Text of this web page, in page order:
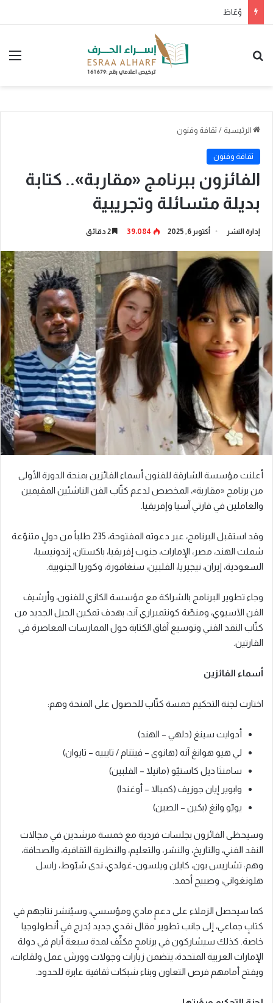
وُعّاظ
الرئيسية / ثقافة وفنون
ثقافة وفنون
الفائزون ببرنامج «مقاربة».. كتابة
بديلة متسائلة وتجريبية
إدارة النشر أكتوبر 6, 2025 39٬084
أعلنت مؤسسة الشارقة للفنون أسماء الفائزين بمنحة الدورة الأولى
من برنامج «مقاربة»، المخصص لدعم كتّاب الفن الناشئين المقيمين
والعاملين في قارتي آسيا وإفريقيا.
وقد استقبل البرنامج، عبر دعوته المفتوحة، 235 طلباً من دولٍ متنوّعة
شملت الهند، مصر، الإمارات، جنوب إفريقيا، باكستان، إندونيسيا،
السعودية، إيران، نيجيريا، الفلبين، سنغافورة، وكوريا الجنوبية.
وجاء تطوير البرنامج بالشراكة مع مؤسسة الكازي للفنون، وأرشيف
الفن الآسيوي، ومنصّة كونتمبراري آند، بهدف تمكين الجيل الجديد من
كتّاب النقد الفني وتوسيع آفاق الكتابة حول الممارسات المعاصرة في
القارتين.
أسماء الفائزين
اختارت لجنة التحكيم خمسة كتّاب للحصول على المنحة وهم:
أدوايت سينغ (دلهي – الهند)
لي هيو هوانغ آنه (هانوي – فيتنام / تايبيه – تايوان)
سامنثا ديل كاستيّو (مانيلا – الفلبين)
وابوير إيان جوزيف (كمبالا – أوغندا)
يويّو وانغ (بكين – الصين)
وسيحظى الفائزون بجلسات فردية مع خمسة مرشدين في مجالات
النقد الفني، والتاريخ، والنشر، والتعليم، والنظرية الثقافية، والصحافة،
وهم: تشاريس بون، كايلن ويلسون-غولدي، ندى شبّوط، راسل
هلونغواني، وصبيح أحمد.
كما سيحصل الزملاء على دعمٍ مادي ومؤسسي، وسيُنشر نتاجهم في
كتابٍ جماعي، إلى جانب تطوير مقال نقدي جديد يُدرج في أنطولوجيا
خاصة. كذلك سيشاركون في برنامجٍ مكثّف لمدة سبعة أيام في دولة
الإمارات العربية المتحدة، يتضمن زيارات وجولات وورش عمل ولقاءات،
ويفتح أمامهم فرص التعاون وبناء شبكات ثقافية عابرة للحدود.